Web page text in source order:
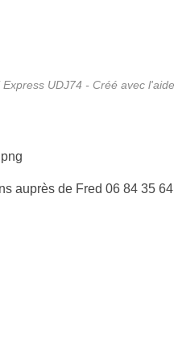
UDJ74 - Créé avec
auprès de Fred 06 84 35